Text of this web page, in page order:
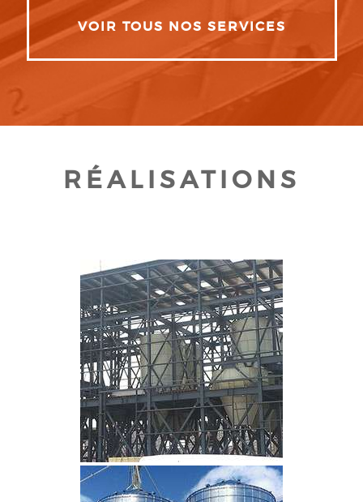
VOIR TOUS NOS SERVICES
RÉALISATIONS
CLIQUEZ POUR AGRANDIR